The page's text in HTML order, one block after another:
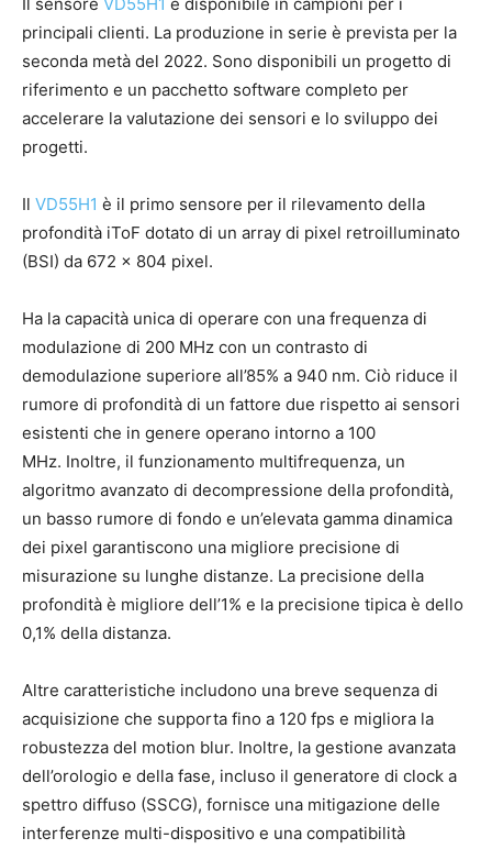
principali clienti. La produzione in serie è prevista per la
seconda metà del 2022. Sono disponibili un progetto di
riferimento e un pacchetto software completo per
accelerare la valutazione dei sensori e lo sviluppo dei
progetti.
Il VD55H1 è il primo sensore per il rilevamento della
profondità iToF dotato di un array di pixel retroilluminato
(BSI) da 672 x 804 pixel.
Ha la capacità unica di operare con una frequenza di
modulazione di 200 MHz con un contrasto di
demodulazione superiore all’85% a 940 nm. Ciò riduce il
rumore di profondità di un fattore due rispetto ai sensori
esistenti che in genere operano intorno a 100
MHz. Inoltre, il funzionamento multifrequenza, un
algoritmo avanzato di decompressione della profondità,
un basso rumore di fondo e un’elevata gamma dinamica
dei pixel garantiscono una migliore precisione di
misurazione su lunghe distanze. La precisione della
profondità è migliore dell’1% e la precisione tipica è dello
0,1% della distanza.
Altre caratteristiche includono una breve sequenza di
acquisizione che supporta fino a 120 fps e migliora la
robustezza del motion blur. Inoltre, la gestione avanzata
dell’orologio e della fase, incluso il generatore di clock a
spettro diffuso (SSCG), fornisce una mitigazione delle
interferenze multi-dispositivo e una compatibilità